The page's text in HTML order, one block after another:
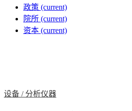
政策 (current)
院所 (current)
资本 (current)
设备 / 分析仪器